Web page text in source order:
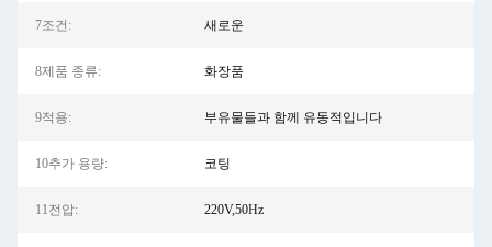
7조건: 새로운
8제품 종류: 화장품
9적용: 부유물들과 함께 유동적입니다
10추가 용량: 코팅
11전압: 220V,50Hz